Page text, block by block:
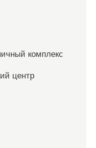
комплекс
центр